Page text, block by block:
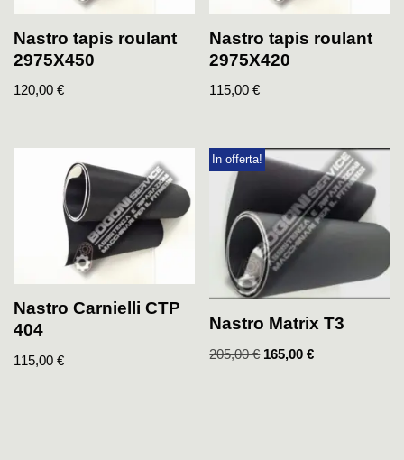
Nastro tapis roulant
2975X450
120,00 €
Nastro tapis roulant
2975X420
115,00€
Nastro Carnielli CTP
404
115,00 €
In offerta!
Nastro Matrix T3
205,00€ 165,00€